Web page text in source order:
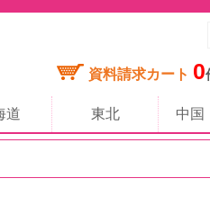
資料請求カート 0
道 東北 中国